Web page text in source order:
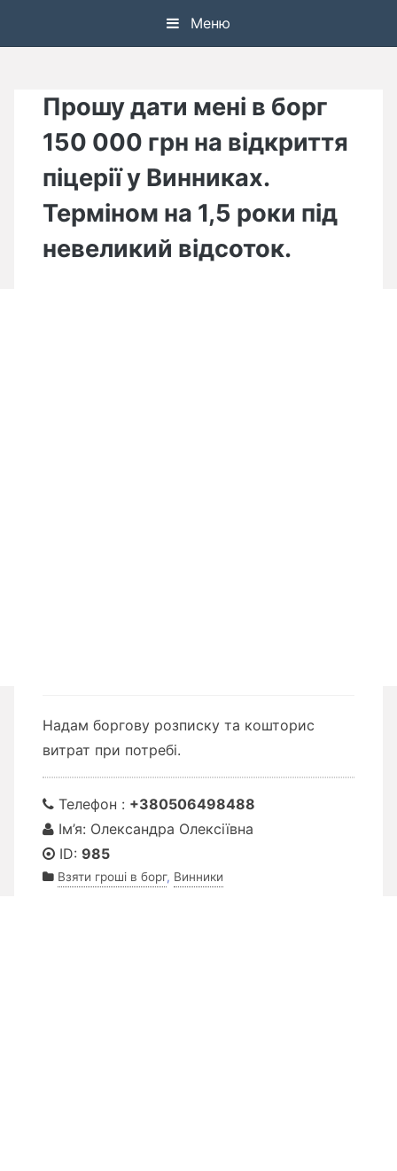
Меню
Прошу дати мені в борг
150 000 грн на відкриття
піцерії у Винниках.
Терміном на 1,5 роки під
невеликий відсоток.
Надам боргову розписку та кошторис
витрат при потребі.
Телефон : +380506498488
Ім’я: Олександра Олексіївна
ID: 985
Взяти гроші в борг, Винники